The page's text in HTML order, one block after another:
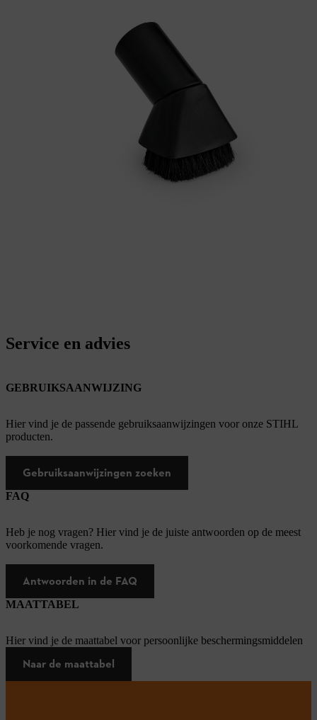
Service en advies
GEBRUIKSAANWIJZING
Hier vind je de passende gebruiksaanwijzingen voor onze STIHL
producten.
Gebruiksaanwijzingen zoeken
FAQ
Heb je nog vragen? Hier vind je de juiste antwoorden op de meest
voorkomende vragen.
Antwoorden in de FAQ
MAATTABEL
Hier vind je de maattabel voor persoonlijke beschermingsmiddelen
Naar de maattabel